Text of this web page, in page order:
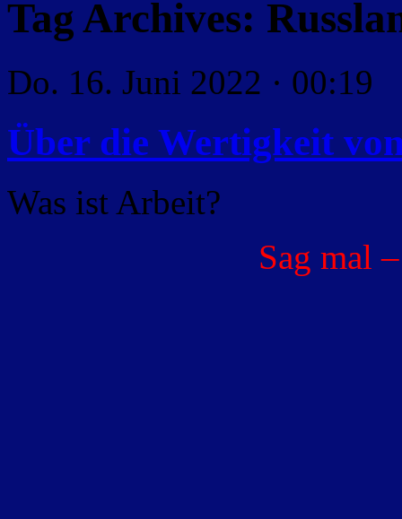
Tag Archives:
Do. 16. Juni 2022 · 00:19
Über die Wertigkeit
Was ist Arbeit?
Sag mal